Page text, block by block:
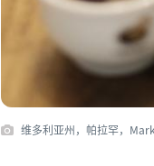
维多利亚州，帕拉罕，